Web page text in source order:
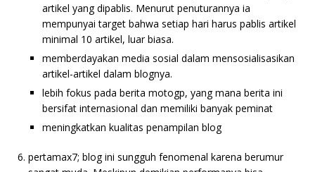
artikel yang dipablis. Menurut penuturannya ia
mempunyai target bahwa setiap hari harus pablis artikel
minimal 10 artikel, luar biasa.
memberdayakan media sosial dalam mensosialisasikan
artikel-artikel dalam blognya.
lebih fokus pada berita motogp, yang mana berita ini
bersifat internasional dan memiliki banyak peminat
meningkatkan kualitas penampilan blog
pertamax7; blog ini sungguh fenomenal karena berumur